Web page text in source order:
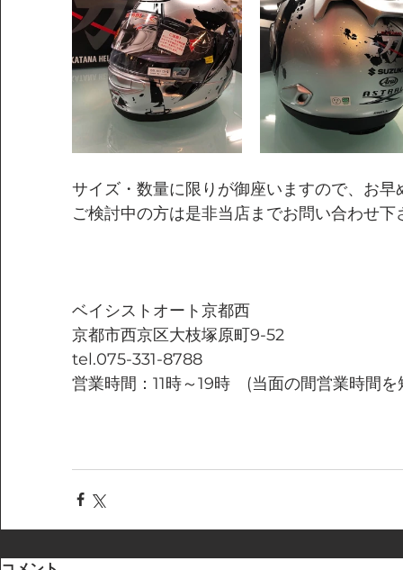
サイズ・数量に限りが御座いますので、お
ご検討中の方は是非当店までお問い合わせ下
ベイシストオート京都西
京都市西京区大枝塚原町9-52
tel.075-331-8788
営業時間：11時～19時　(当面の間営業時間